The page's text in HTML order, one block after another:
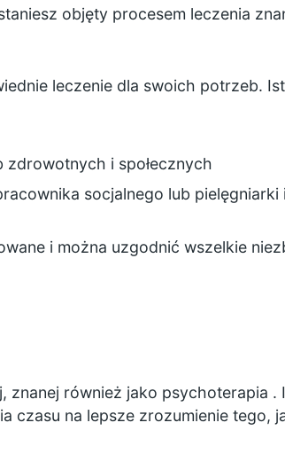
objęty procesem leczenia
leczenie dla swoich potrzeb.
i społecznych
socjalnego lub pielęgniarki
i można uzgodnić wszelkie
znanej również jako psychoterapia .
czasu na lepsze zrozumienie tego,